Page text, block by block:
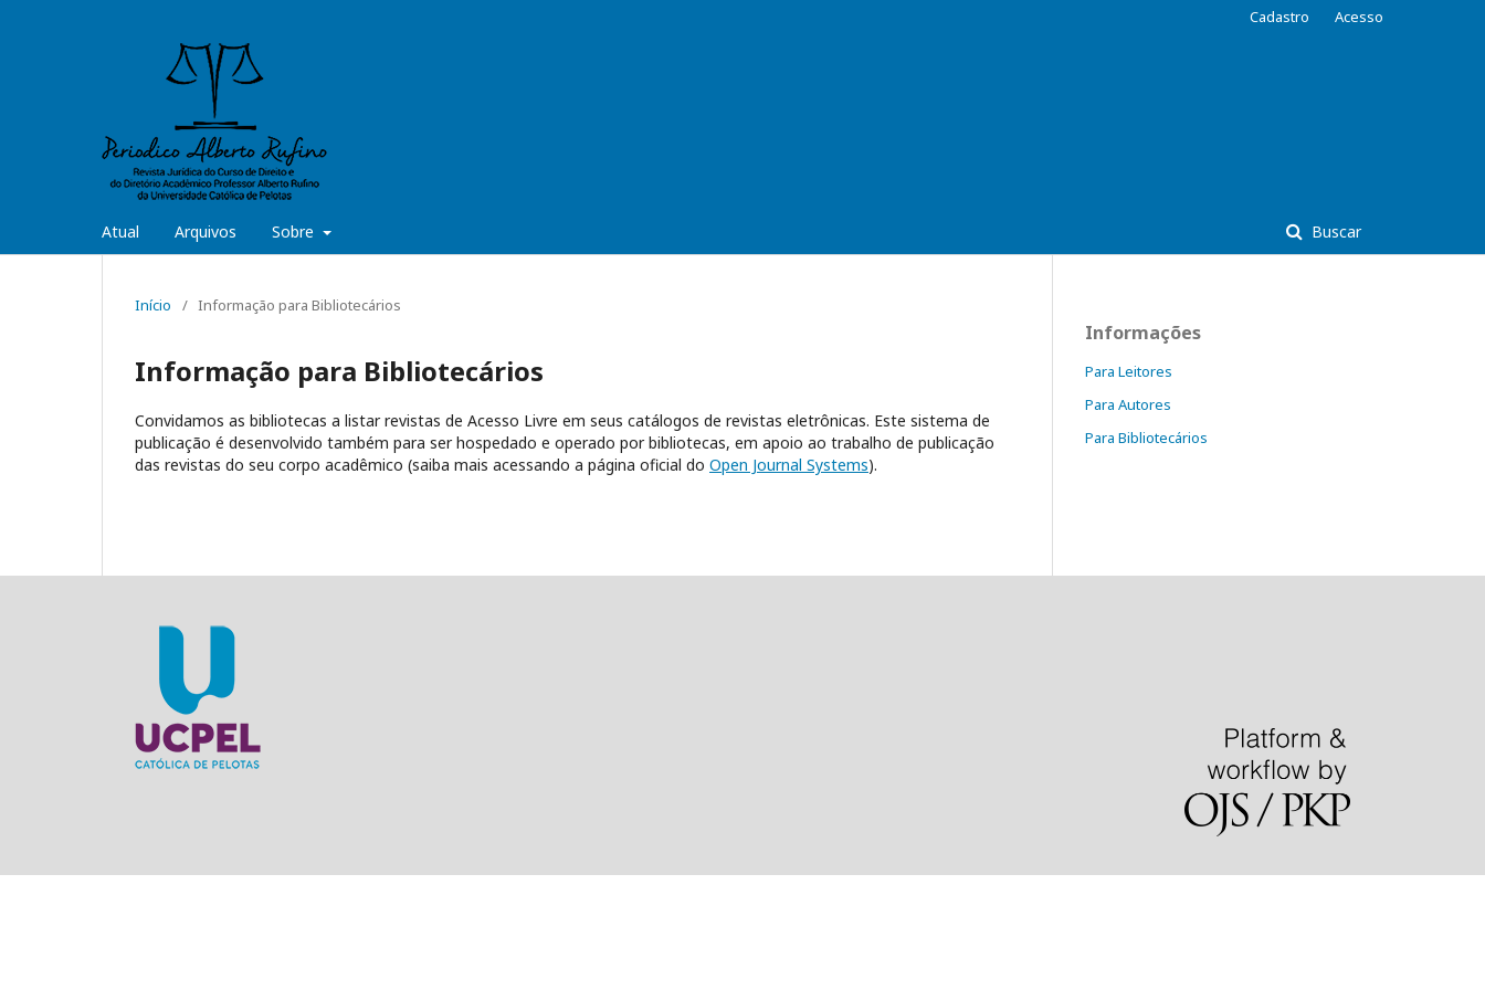
Atual Arquivos Sobre Buscar
Cadastro Acesso
Início / Informação para Bibliotecários
Informação para Bibliotecários
Convidamos as bibliotecas a listar revistas de Acesso Livre em seus catálogos de revistas eletrônicas. Este sistema de
publicação é desenvolvido também para ser hospedado e operado por bibliotecas, em apoio ao trabalho de publicação
das revistas do seu corpo acadêmico (saiba mais acessando a página oficial do Open Journal Systems).
Informações
Para Leitores
Para Autores
Para Bibliotecários